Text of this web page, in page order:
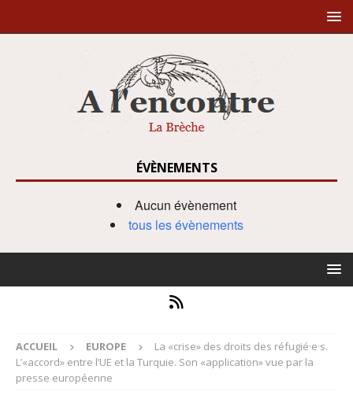
ÉVÈNEMENTS
Aucun évènement
tous les évènements
ACCUEIL EUROPE
La «crise» des droits des réfugié·e·s.
L’«accord» entre l’UE et la Turquie. Son «application» vue par la
presse européenne